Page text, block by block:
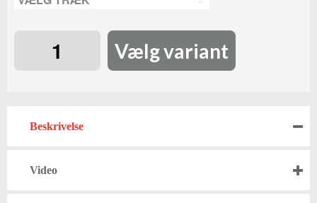
Vælg variant
Beskrivelse
Video